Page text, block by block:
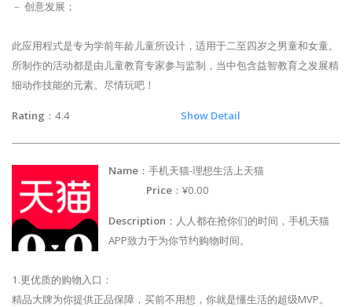
－ 创意发展；
此应用程式是专为学前年龄儿童所设计，适用于二至四岁之男童和女童。
所制作的活动都是由儿童教育专家参与监制，当中包含益智教育之发展精
细动作技能的元素。尽情玩吧！
Rating ：4.4 Show Detail
Name ：手机天猫-理想生活上天猫
Price ：¥0.00
Description ：人人都在抢你们的时间，手机天猫
APP致力于为你节约购物时间。
1.更优质的购物入口：
精品大牌为你提供正品保障，买前不用想，你就是懂生活的超级MVP。